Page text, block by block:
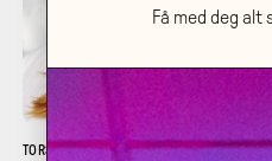
TORSDAG 15.10 SANDEN SCENE
Få med deg alt